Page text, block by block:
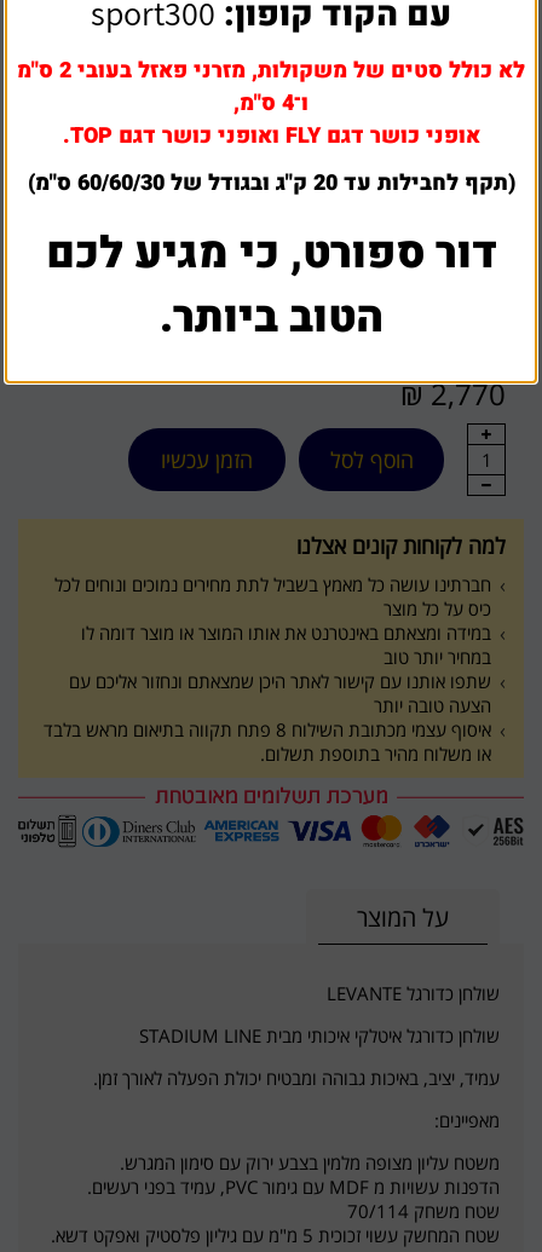
שולחן כדורגל LEVANTE
שאל אותנו על מוצר זה
2,770 ₪
1 הוסף לסל הזמן עכשיו
למה לקוחות קונים אצלנו
חברתינו עושה כל מאמץ בשביל לתת מחירים נמוכים ונוחים לכל
כיס על כל מוצר
במידה ומצאתם באינטרנט את אותו המוצר או מוצר דומה לו
במחיר יותר טוב
שתפו אותנו עם קישור לאתר היכן שמצאתם ונחזור אליכם עם
הצעה טובה יותר
איסוף עצמי מכתובת השילוח 8 פתח תקווה בתיאום מראש בלבד
או משלוח מהיר בתוספת תשלום.
על המוצר
שולחן כדורגל LEVANTE
שולחן כדורגל איטלקי איכותי מבית STADIUM LINE
עמיד, יציב, באיכות גבוהה ומבטיח יכולת הפעלה לאורך זמן.
מאפיינים:
משטח עליון מצופה מלמין בצבע ירוק עם סימון המגרש.
הדפנות עשויות מ MDF עם גימור PVC, עמיד בפני רעשים.
שטח משחק 70/114
שטח המחשק עשוי זכוכית 5 מ"מ עם גיליון פלסטיק ואפקט דשא.
עם הקוד קופון: sport300
לא כולל סטים של משקולות, מזרני פאזל בעובי 2 ס"מ
ו־4 ס"מ,
אופני כושר דגם FLY ואופני כושר דגם TOP.
(תקף לחבילות עד 20 ק"ג ובגודל של 60/60/30 ס"מ)
דור ספורט, כי מגיע לכם
הטוב ביותר.